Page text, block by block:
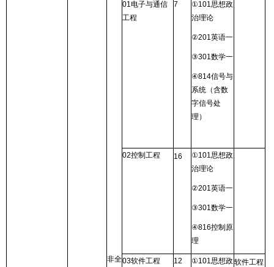
非全
01电子与通信
工程
7 ①101思想政
治理论
②201英语一
③301数学一
④814信号与
系统（含数
字信号处
理）
02控制工程 16 ①101思想政
治理论
②201英语一
③301数学一
④816控制原
理
03软件工程 12 ①101思想政软件工程